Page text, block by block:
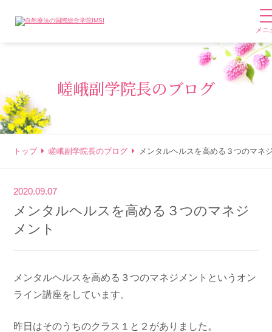
メニ
嵯峨副学院長のブログ
トップ 嵯峨副学院長のブログ メンタルヘルスを高める３つのマネ
2020.09.07
メンタルヘルスを高める３つのマネジ
メント
メンタルヘルスを高める３つのマネジメントというオン
ライン講座をしています。
昨日はそのうちのクラス１と２がありました。